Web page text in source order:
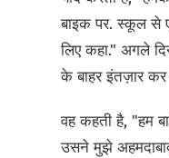
बाइक पर. स्कूल
लिए कहा." अगले
के बाहर इंतज़ार कर
वह कहती है, "हम
उसने मुझे